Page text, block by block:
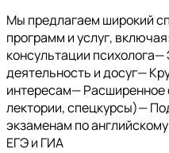
Мы предлагаем широкий
программ и услуг,
консультации
деятельность и досуг—
интересам— Расширенное
лектории, спецкурсы)—
экзаменам по
ЕГЭ и ГИА